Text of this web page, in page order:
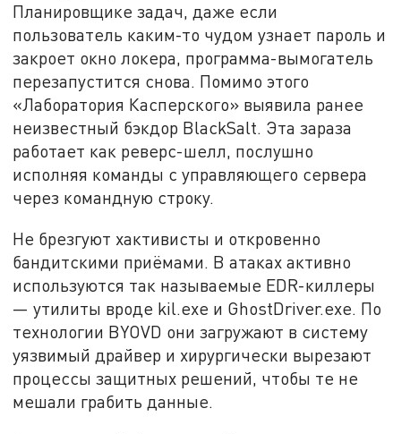
Планировщике задач, даже если
пользователь каким-то чудом узнает пароль и
закроет окно локера, программа-вымогатель
перезапустится снова. Помимо этого
«Лаборатория Касперского» выявила ранее
неизвестный бэкдор BlackSalt. Эта зараза
работает как реверс-шелл, послушно
исполняя команды с управляющего сервера
через командную строку.
Не брезгуют хактивисты и откровенно
бандитскими приёмами. В атаках активно
используются так называемые EDR-киллеры
— утилиты вроде kil.exe и GhostDriver.exe. По
технологии BYOVD они загружают в систему
уязвимый драйвер и хирургически вырезают
процессы защитных решений, чтобы те не
мешали грабить данные.